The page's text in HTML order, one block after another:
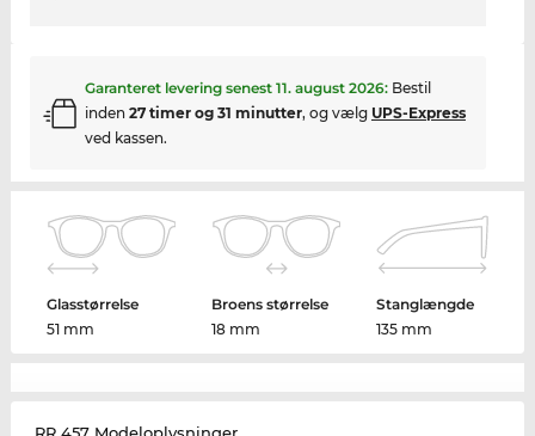
Garanteret levering senest 11. august 2026: Bestil
inden 27 timer og 31 minutter, og vælg UPS-Express
ved kassen.
Glasstørrelse
51 mm
Broens størrelse
18 mm
Stanglængde
135 mm